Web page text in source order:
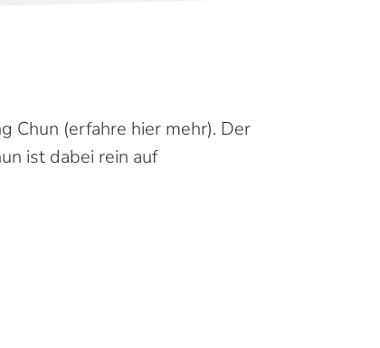
Chun (erfahre hier mehr). Der
ist dabei rein auf